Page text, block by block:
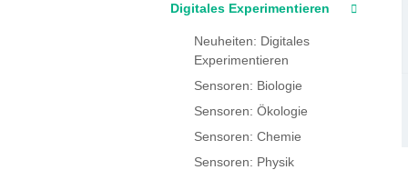
Digitales Experimentieren
Neuheiten: Digitales
Experimentieren
Sensoren: Biologie
Sensoren: Ökologie
Sensoren: Chemie
Sensoren: Physik